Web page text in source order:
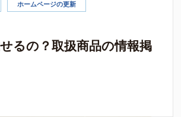
ホームページの更新
るの？取扱商品の情報掲